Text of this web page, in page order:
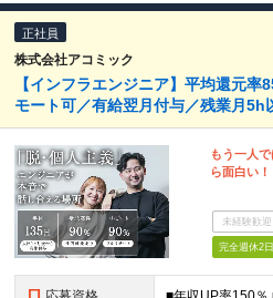
正社員
株式会社アコミック
【インフラエンジニア】平均還元率
モート可／有給翌月付与／残業月5h
もう一人
ら面白い！
未経験歓迎
完全週休2日